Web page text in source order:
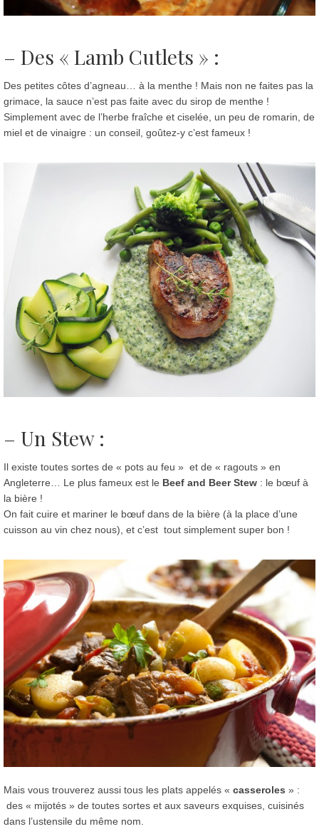
– Des « Lamb Cutlets » :
Des petites côtes d’agneau… à la menthe ! Mais non ne faites pas la
grimace, la sauce n’est pas faite avec du sirop de menthe !
Simplement avec de l’herbe fraîche et ciselée, un peu de romarin, de
miel et de vinaigre : un conseil, goûtez-y c’est fameux !
– Un Stew:
Il existe toutes sortes de « pots au feu » et de « ragouts » en
Angleterre… Le plus fameux est le Beef and Beer Stew : le bœuf à
la bière !
On fait cuire et mariner le bœuf dans de la bière (à la place d’une
cuisson au vin chez nous), et c’est tout simplement super bon !
Mais vous trouverez aussi tous les plats appelés « casseroles » :
des « mijotés » de toutes sortes et aux saveurs exquises, cuisinés
dans l’ustensile du même nom.